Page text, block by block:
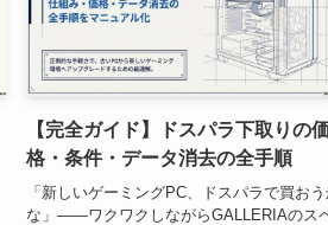
【完全ガイド】ドスパラ下取りの
格・条件・データ消去の全手順
「新しいゲーミングPC、ドスパラで買お
な」――ワクワクしながらGALLERIAのス